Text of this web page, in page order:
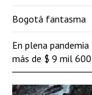
Bogotá fantasma
En plena
más de $ 9 mil